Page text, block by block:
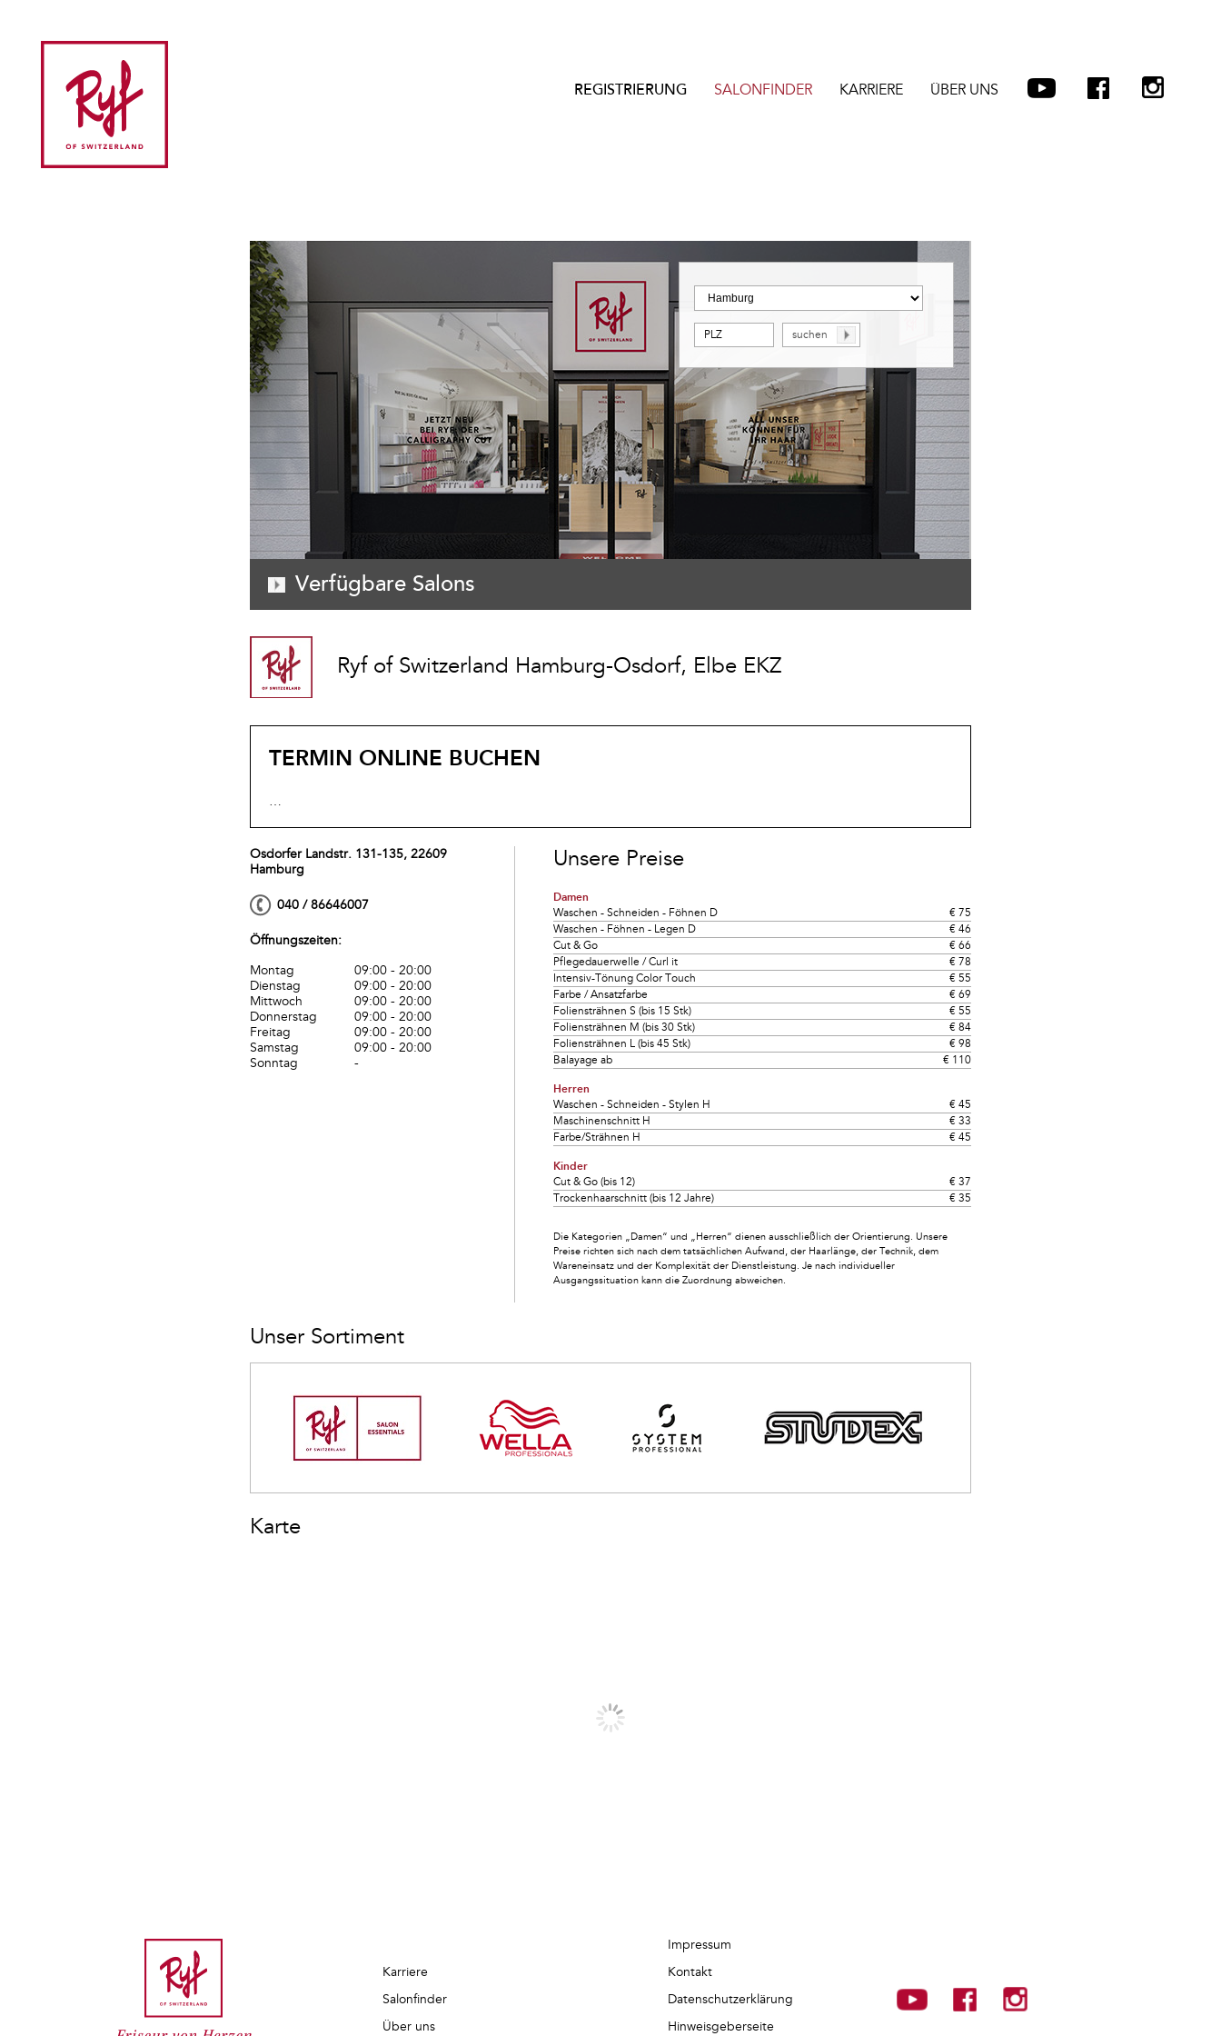
REGISTRIERUNG SALONFINDER KARRIERE ÜBER UNS
Verfügbare Salons
Ryf of Switzerland Hamburg-Osdorf, Elbe EKZ
TERMIN ONLINE BUCHEN
…
Osdorfer Landstr. 131-135, 22609
Hamburg
040 / 86646007
Öffnungszeiten:
Montag
09:00 - 20:00
Dienstag
09:00 - 20:00
Mittwoch
09:00 - 20:00
Donnerstag
09:00 - 20:00
Freitag
09:00 - 20:00
Samstag
09:00 - 20:00
Sonntag
-
Unsere Preise
Damen
Waschen - Schneiden - Föhnen D
€ 75
Waschen - Föhnen - Legen D
€ 46
Cut & Go
€ 66
Pflegedauerwelle / Curl it
€ 78
Intensiv-Tönung Color Touch
€ 55
Farbe / Ansatzfarbe
€ 69
Foliensträhnen S (bis 15 Stk)
€ 55
Foliensträhnen M (bis 30 Stk)
€ 84
Foliensträhnen L (bis 45 Stk)
€ 98
Balayage ab
€ 110
Herren
Waschen - Schneiden - Stylen H
€ 45
Maschinenschnitt H
€ 33
Farbe/Strähnen H
€ 45
Kinder
Cut & Go (bis 12)
€ 37
Trockenhaarschnitt (bis 12 Jahre)
€ 35
Die Kategorien „Damen“ und „Herren“ dienen ausschließlich der Orientierung. Unsere
Preise richten sich nach dem tatsächlichen Aufwand, der Haarlänge, der Technik, dem
Wareneinsatz und der Komplexität der Dienstleistung. Je nach individueller
Ausgangssituation kann die Zuordnung abweichen.
Unser Sortiment
Karte
Karriere
Salonfinder
Über uns
Impressum
Kontakt
Datenschutzerklärung
Hinweisgeberseite